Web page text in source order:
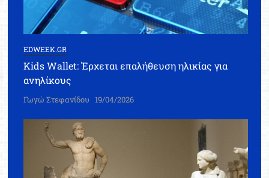
EDWEEK.GR
Kids Wallet: Έρχεται επαλήθευση ηλικίας για
ανηλίκους
Γωγώ Στεφανίδου 19/04/2026